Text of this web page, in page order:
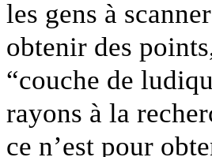
les gens à
obtenir des
“couche de
rayons à la
ce n’est pour